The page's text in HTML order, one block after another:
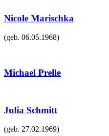
Nicole Marischka
(geb. 06.05.1968)
Michael Prelle
Julia Schmitt
(geb. 27.02.1969)